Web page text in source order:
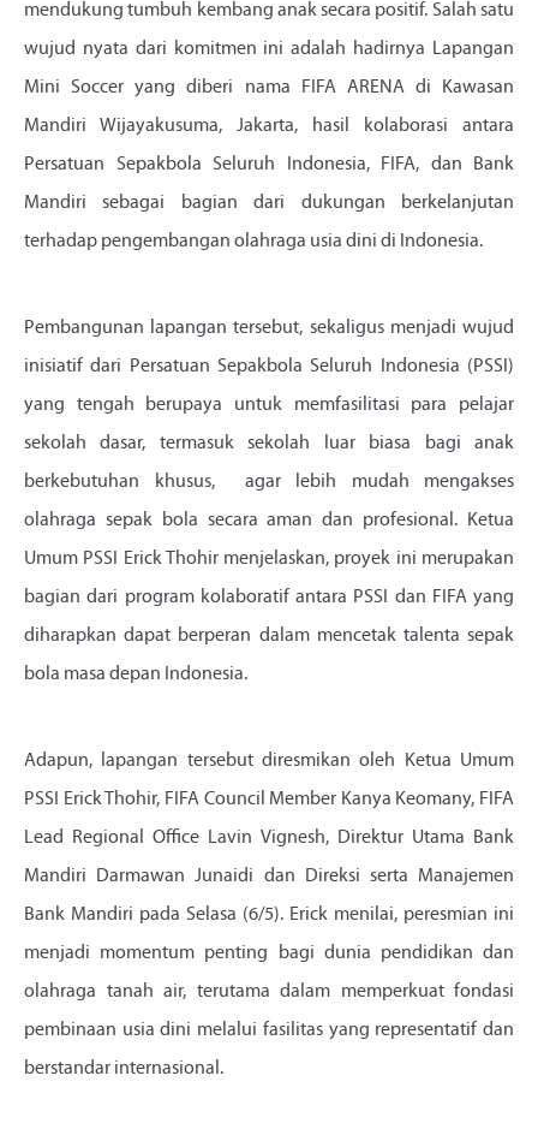
mendukung tumbuh kembang anak secara positif. Salah satu
wujud nyata dari komitmen ini adalah hadirnya Lapangan
Mini Soccer yang diberi nama FIFA ARENA di Kawasan
Mandiri Wijayakusuma, Jakarta, hasil kolaborasi antara
Persatuan Sepakbola Seluruh Indonesia, FIFA, dan Bank
Mandiri sebagai bagian dari dukungan berkelanjutan
terhadap pengembangan olahraga usia dini di Indonesia.
Pembangunan lapangan tersebut, sekaligus menjadi wujud
inisiatif dari Persatuan Sepakbola Seluruh Indonesia (PSSI)
yang tengah berupaya untuk memfasilitasi para pelajar
sekolah dasar, termasuk sekolah luar biasa bagi anak
berkebutuhan khusus, agar lebih mudah mengakses
olahraga sepak bola secara aman dan profesional. Ketua
Umum PSSI Erick Thohir menjelaskan, proyek ini merupakan
bagian dari program kolaboratif antara PSSI dan FIFA yang
diharapkan dapat berperan dalam mencetak talenta sepak
bola masa depan Indonesia.
Adapun, lapangan tersebut diresmikan oleh Ketua Umum
PSSI Erick Thohir, FIFA Council Member Kanya Keomany, FIFA
Lead Regional Office Lavin Vignesh, Direktur Utama Bank
Mandiri Darmawan Junaidi dan Direksi serta Manajemen
Bank Mandiri pada Selasa (6/5). Erick menilai, peresmian ini
menjadi momentum penting bagi dunia pendidikan dan
olahraga tanah air, terutama dalam memperkuat fondasi
pembinaan usia dini melalui fasilitas yang representatif dan
berstandar internasional.